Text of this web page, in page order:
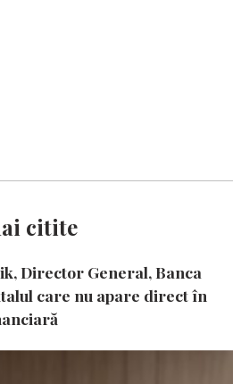
citite
Director General, Banca
care nu apare direct în